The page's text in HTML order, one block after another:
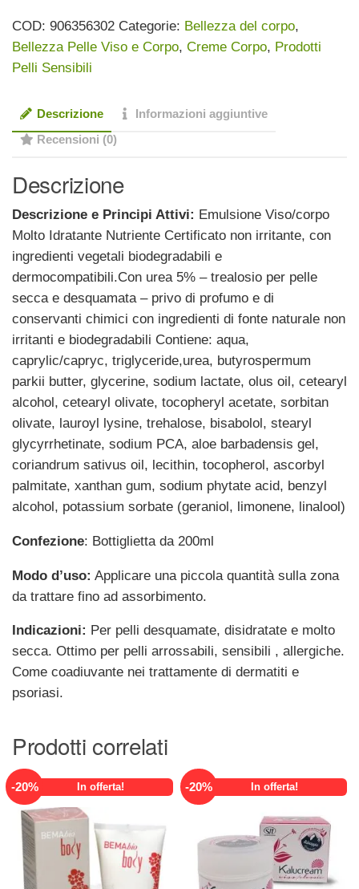
200ml
quantità
COD: 906356302 Categorie: Bellezza del corpo,
Bellezza Pelle Viso e Corpo, Creme Corpo, Prodotti
Pelli Sensibili
Descrizione
Informazioni aggiuntive
Recensioni (0)
Descrizione
Descrizione e Principi Attivi: Emulsione Viso/corpo
Molto Idratante Nutriente Certificato non irritante, con
ingredienti vegetali biodegradabili e
dermocompatibili.Con urea 5% – trealosio per pelle
secca e desquamata – privo di profumo e di
conservanti chimici con ingredienti di fonte naturale non
irritanti e biodegradabili Contiene: aqua,
caprylic/capryc, triglyceride,urea, butyrospermum
parkii butter, glycerine, sodium lactate, olus oil, cetearyl
alcohol, cetearyl olivate, tocopheryl acetate, sorbitan
olivate, lauroyl lysine, trehalose, bisabolol, stearyl
glycyrrhetinate, sodium PCA, aloe barbadensis gel,
coriandrum sativus oil, lecithin, tocopherol, ascorbyl
palmitate, xanthan gum, sodium phytate acid, benzyl
alcohol, potassium sorbate (geraniol, limonene, linalool)
Confezione: Bottiglietta da 200ml
Modo d’uso: Applicare una piccola quantità sulla zona
da trattare fino ad assorbimento.
Indicazioni: Per pelli desquamate, disidratate e molto
secca. Ottimo per pelli arrossabili, sensibili , allergiche.
Come coadiuvante nei trattamente di dermatiti e
psoriasi.
Prodotti correlati
-20% In offerta! -20% In offerta!